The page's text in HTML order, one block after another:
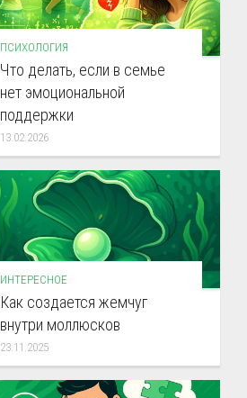
ПСИХОЛОГИЯ
Что делать, если в семье
нет эмоциональной
поддержки
13.02.2026
ИНТЕРЕСНОЕ
Как создается жемчуг
внутри моллюсков
23.11.2025